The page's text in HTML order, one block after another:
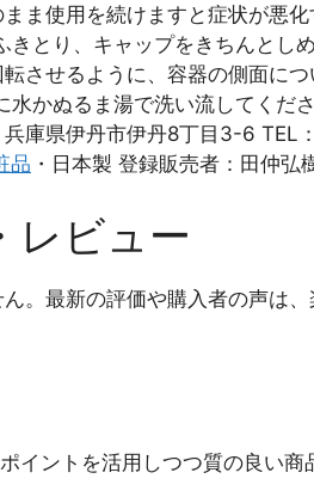
ま使用を続けますと症状が悪化
とり、キャップをきちんとし
させるように、容器の側面につ
かぬるま湯で洗い流してくだ
庫県伊丹市伊丹8丁目3-6 TEL
品 ・日本製 登録販売者：田仲弘
レビュー
。最新の評価や購入者の声は
イントを活用しつつ質の良い商